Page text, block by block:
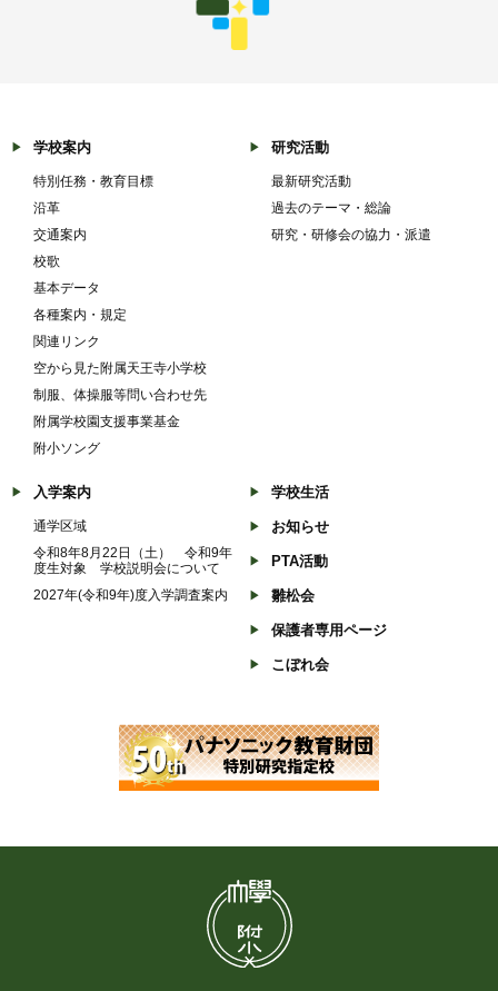
学校案内
特別任務・教育目標
沿革
交通案内
校歌
基本データ
各種案内・規定
関連リンク
空から見た附属天王寺小学校
制服、体操服等問い合わせ先
附属学校園支援事業基金
附小ソング
研究活動
最新研究活動
過去のテーマ・総論
研究・研修会の協力・派遣
入学案内
通学区域
令和8年8月22日（土） 令和9年
度生対象 学校説明会について
2027年(令和9年)度入学調査案内
学校生活
お知らせ
PTA活動
雛松会
保護者専用ページ
こぼれ会